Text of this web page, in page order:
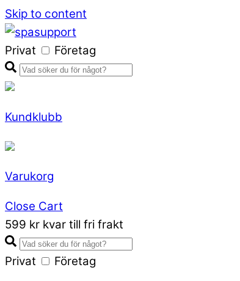
Skip to content
Privat Företag
Kundklubb
Varukorg
Close Cart
599 kr kvar till fri frakt
Privat Företag